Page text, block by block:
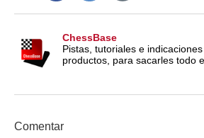
ChessBase
Pistas, tutoriales e
productos, para sacarles todo
Comentar